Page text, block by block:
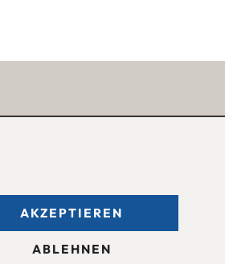
AKZEPTIEREN
ABLEHNEN
:
Uhr